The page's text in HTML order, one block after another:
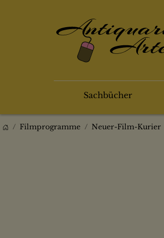
Sachbücher
Filmprogramme Neuer-Film-Kurier